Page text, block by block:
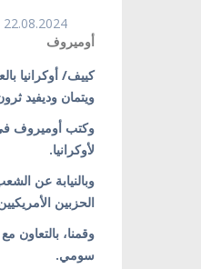
22.08.2024 - 12:45
أوميروف
ويتمان وديفيد
وكتب أوميروف
لأوكرانيا.
وبالنيابة عن
الحزبين
وقمنا، بالتعاون
سومي.